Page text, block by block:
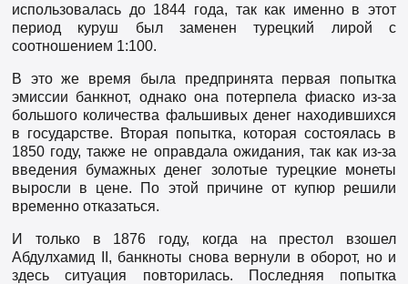
использовалась до 1844 года, так как именно в этот
период куруш был заменен турецкий лирой с
соотношением 1:100.
В это же время была предпринята первая попытка
эмиссии банкнот, однако она потерпела фиаско из-за
большого количества фальшивых денег находившихся
в государстве. Вторая попытка, которая состоялась в
1850 году, также не оправдала ожидания, так как из-за
введения бумажных денег золотые турецкие монеты
выросли в цене. По этой причине от купюр решили
временно отказаться.
И только в 1876 году, когда на престол взошел
Абдулхамид II, банкноты снова вернули в оборот, но и
здесь ситуация повторилась. Последняя попытка